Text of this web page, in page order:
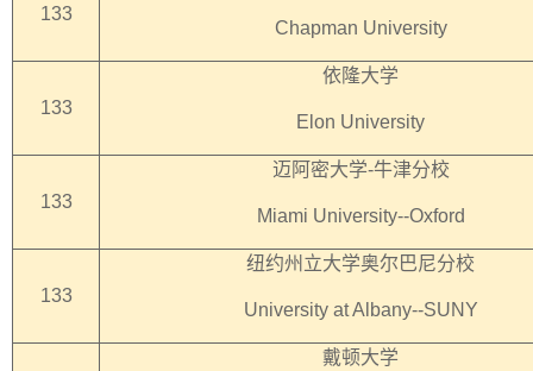
133
Chapman University
133
依隆大学
Elon University
133
迈阿密大学-牛津分校
Miami University--Oxford
133
纽约州立大学奥尔巴尼分校
University at Albany--SUNY
戴顿大学